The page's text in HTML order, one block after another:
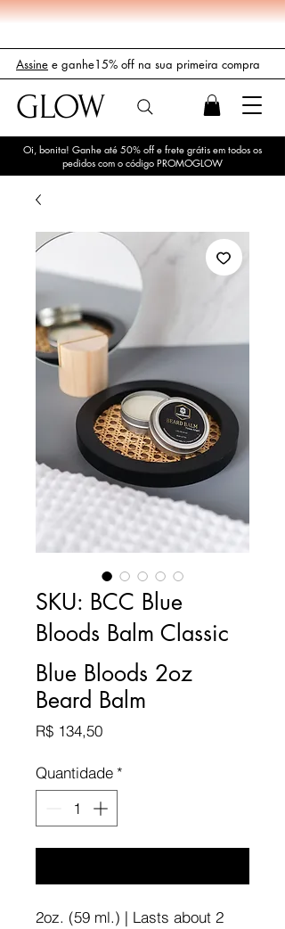
Assine e ganhe15% off na sua primeira compra
GLOW
Oi, bonita! Ganhe até 50% off e frete grátis em todos os
pedidos com o código PROMOGLOW
SKU: BCC Blue
Bloods Balm Classic
Blue Bloods 2oz
Beard Balm
R$ 134,50Preço
Quantidade *
2oz. (59 ml.) | Lasts about 2